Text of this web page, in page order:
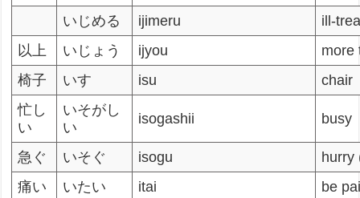
いじめる
ijimeru
ill-
以上
いじょう ijyou
more
椅子
いす isu
chair
忙し
い
いそがし
い
isogashii busy
急ぐ いそぐ isogu
hurry
痛い
いたい itai
be